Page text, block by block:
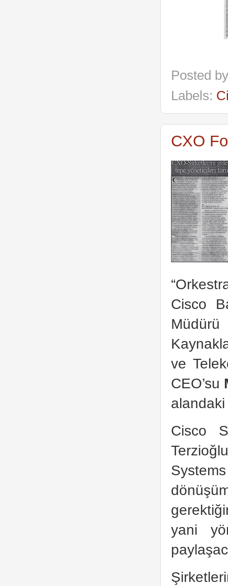
Posted
Labels:
CXO
Cisco
Müdürü
ve
CEO’su
alandaki
Cisco
yani